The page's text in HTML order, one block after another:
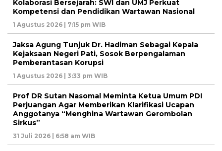
Kolaborasi Bersejarah: SWI dan UMJ Perkuat
Kompetensi dan Pendidikan Wartawan Nasional
1 Agustus 2026 | 7:15 pm WIB
Jaksa Agung Tunjuk Dr. Hadiman Sebagai Kepala
Kejaksaan Negeri Pati, Sosok Berpengalaman
Pemberantasan Korupsi
1 Agustus 2026 | 3:33 pm WIB
Prof DR Sutan Nasomal Meminta Ketua Umum PDI
Perjuangan Agar Memberikan Klarifikasi Ucapan
Anggotanya “Menghina Wartawan Gerombolan
Sirkus”
31 Juli 2026 | 6:58 am WIB